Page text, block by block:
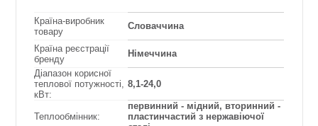
Країна-виробник
товару
Словаччина
Країна реєстрації
бренду
Німеччина
Діапазон корисної
теплової потужності,
кВт:
8,1-24,0
Теплообмінник:
первинний - мідний, вторинний -
пластинчастий з нержавіючої